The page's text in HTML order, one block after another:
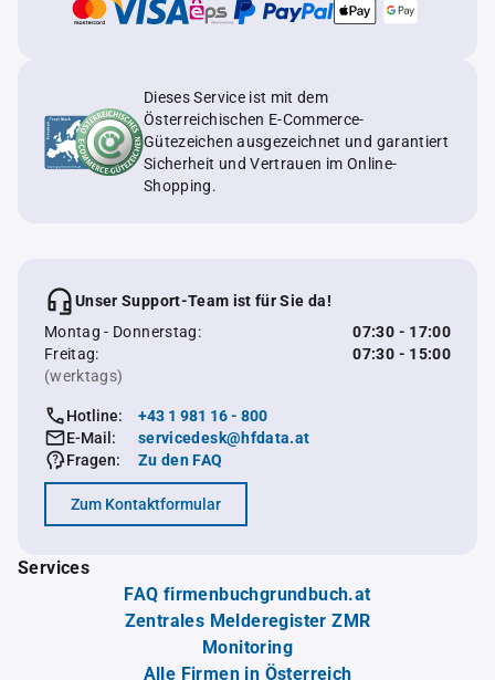
Dieses Service ist mit dem
Österreichischen E-Commerce-
Gütezeichen ausgezeichnet und garantiert
Sicherheit und Vertrauen im Online-
Shopping.
Unser Support-Team ist für Sie da!
Montag - Donnerstag:
07:30 - 17:00
Freitag:
07:30 - 15:00
(werktags)
Hotline:
+43 1 981 16 - 800
E-Mail:
servicedesk@hfdata.at
Fragen:
Zu den FAQ
Zum Kontaktformular
Services
FAQ firmenbuchgrundbuch.at
Zentrales Melderegister ZMR
Monitoring
Alle Firmen in Österreich